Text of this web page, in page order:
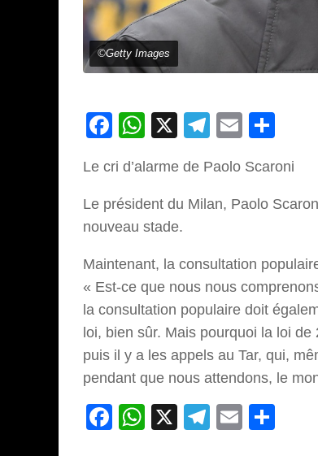
©Getty Images
Facebook
WhatsApp
X Telegram
Email
Le cri d’alarme de Paolo Scaroni
Le président du Milan, Paolo
nouveau stade.
Maintenant, la consultation
« Est-ce que nous nous
la consultation populaire doit
loi, bien sûr. Mais pourquoi la loi
puis il y a les appels au Tar, qui,
pendant que nous attendons, le
Facebook
WhatsApp
X Telegram
Email